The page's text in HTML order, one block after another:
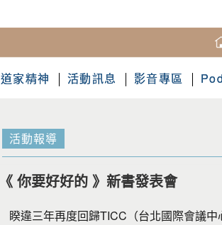
道家精神 活動訊息 影音專區
活動報導
《 你要好好的 》新書發表會
睽違三年再度回歸TICC（台北國際會議中